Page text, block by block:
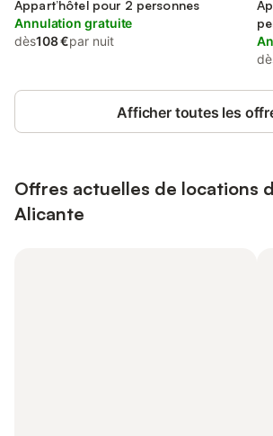
Appart’hôtel pour 2 personnes
Annulation gratuite
dès108 €par nuit
Afficher toutes les
Offres actuelles de locations
Alicante